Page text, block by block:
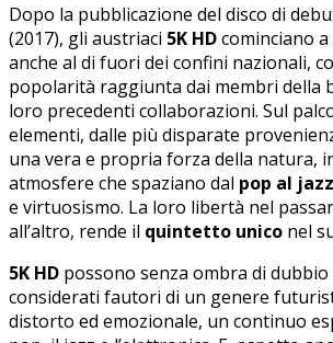
Dopo la pubblicazione del disco di
(2017), gli austriaci 5K HDcominciano
anche al di fuori dei confini nazionali,
popolarità raggiunta dai membri della
loro precedenti collaborazioni. Sul
elementi, dalle più disparate
una vera e propria forza della natura,
atmosfere che spaziano dal pop al
e virtuosismo. La loro libertà nel
all’altro, rende il quintetto unico nel
5K HD possono senza ombra di dubbio
considerati fautori di un genere
distorto ed emozionale, un continuo